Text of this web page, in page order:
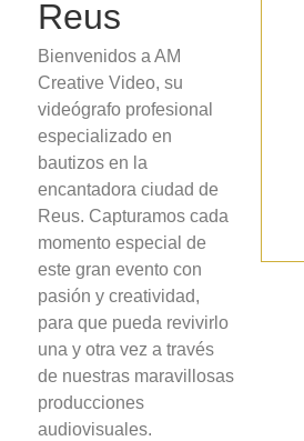
Reus
Bienvenidos a AM
Creative Video, su
videógrafo profesional
especializado en
bautizos en la
encantadora ciudad de
Reus. Capturamos cada
momento especial de
este gran evento con
pasión y creatividad,
para que pueda revivirlo
una y otra vez a través
de nuestras maravillosas
producciones
audiovisuales.